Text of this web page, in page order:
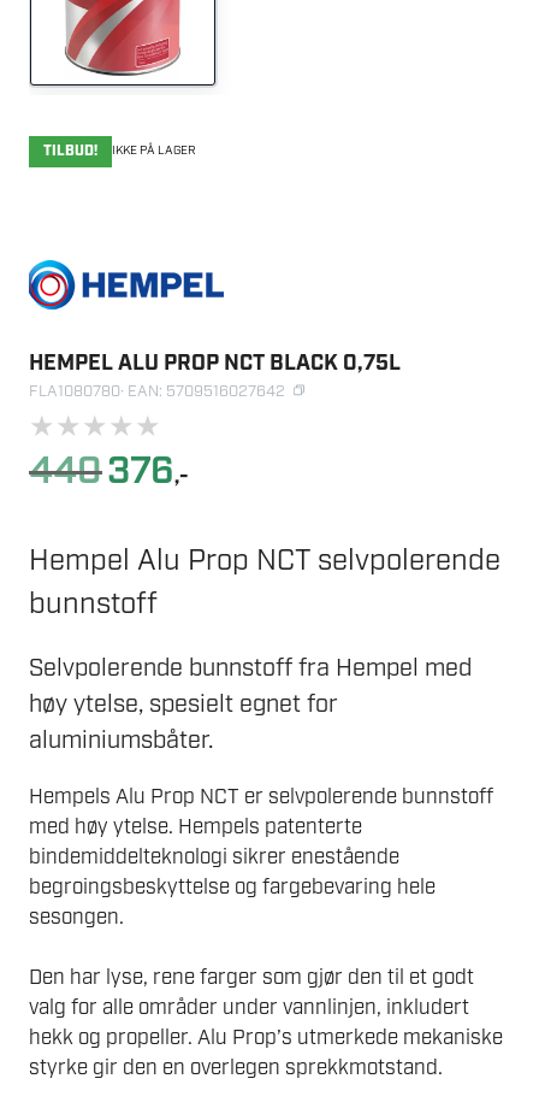
TILBUD! IKKE PÅ LAGER
HEMPEL ALU PROP NCT BLACK 0,75L
FLA1080780· EAN: 5709516027642
★★★★★
440 Opprinnelig
pris
440.
376pris
376.
,-
Hempel Alu Prop NCT selvpolerende
bunnstoff
Selvpolerende bunnstoff fra Hempel med
høy ytelse, spesielt egnet for
aluminiumsbåter.
Hempels Alu Prop NCT er selvpolerende bunnstoff
med høy ytelse. Hempels patenterte
bindemiddelteknologi sikrer enestående
begroingsbeskyttelse og fargebevaring hele
sesongen.
Den har lyse, rene farger som gjør den til et godt
valg for alle områder under vannlinjen, inkludert
hekk og propeller. Alu Prop’s utmerkede mekaniske
styrke gir den en overlegen sprekkmotstand.